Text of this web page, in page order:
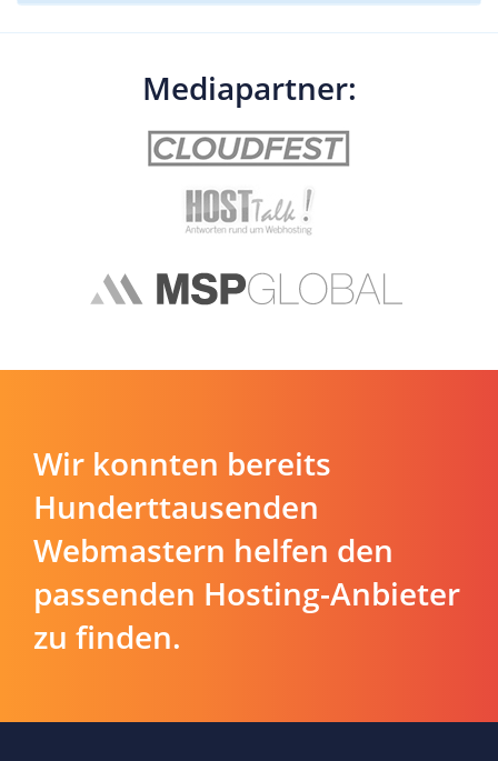
Mediapartner:
Wir konnten bereits
Hunderttausenden
Webmastern helfen den
passenden Hosting-Anbieter
zu finden.